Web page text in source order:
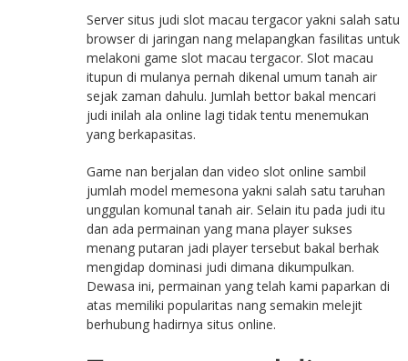
Server situs judi slot macau tergacor yakni salah satu
browser di jaringan nang melapangkan fasilitas untuk
melakoni game slot macau tergacor. Slot macau
itupun di mulanya pernah dikenal umum tanah air
sejak zaman dahulu. Jumlah bettor bakal mencari
judi inilah ala online lagi tidak tentu menemukan
yang berkapasitas.
Game nan berjalan dan video slot online sambil
jumlah model memesona yakni salah satu taruhan
unggulan komunal tanah air. Selain itu pada judi itu
dan ada permainan yang mana player sukses
menang putaran jadi player tersebut bakal berhak
mengidap dominasi judi dimana dikumpulkan.
Dewasa ini, permainan yang telah kami paparkan di
atas memiliki popularitas nang semakin melejit
berhubung hadirnya situs online.